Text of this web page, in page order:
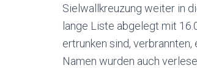
Sielwallkreuzung weiter in
lange Liste abgelegt mit
ertrunken sind,
Namen wurden auch